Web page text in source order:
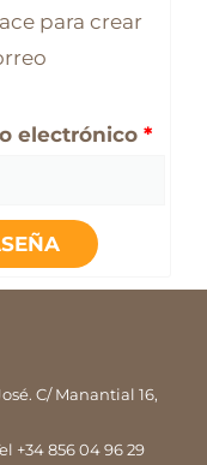
para crear
electrónico *
C/ Manantial 16,
+34 856 04 96 29